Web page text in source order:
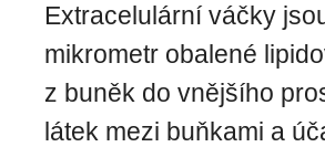
Extracelulární váčky
mikrometr obalené
z buněk do vnějšího
látek mezi buňkami a